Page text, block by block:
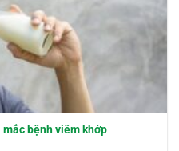
bệnh viêm khớp